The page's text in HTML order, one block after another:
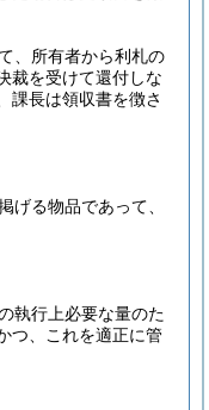
、所有者から利札の
裁を受けて還付しな
課長は領収書を徴さ
げる物品であって、
執行上必要な量のた
つ、これを適正に管